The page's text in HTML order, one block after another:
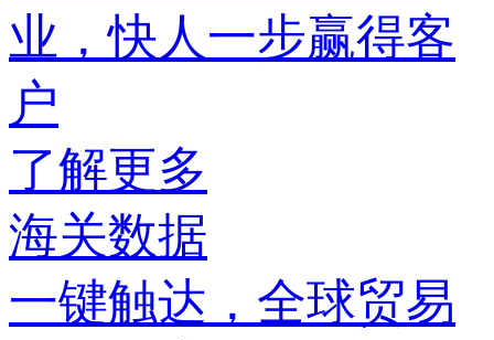
业，快人一步赢得客
户
了解更多
海关数据
一键触达，全球贸易